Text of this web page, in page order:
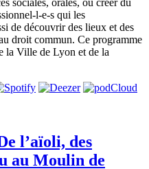
sociales, orales, ou créer du
l-e-s qui les
de découvrir des lieux et des
droit commun. Ce programme
la Ville de Lyon et de la
l’aïoli, des
au Moulin de